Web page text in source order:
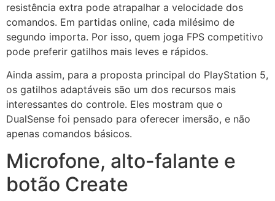
resistência extra pode atrapalhar a velocidade dos
comandos. Em partidas online, cada milésimo de
segundo importa. Por isso, quem joga FPS competitivo
pode preferir gatilhos mais leves e rápidos.
Ainda assim, para a proposta principal do PlayStation 5,
os gatilhos adaptáveis são um dos recursos mais
interessantes do controle. Eles mostram que o
DualSense foi pensado para oferecer imersão, e não
apenas comandos básicos.
Microfone, alto-falante e
botão Create